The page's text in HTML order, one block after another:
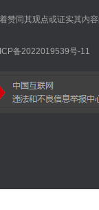
赞同其观点或证实其内
备2022019539号-11